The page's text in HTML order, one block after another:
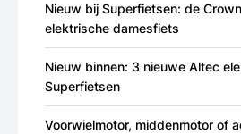
Nieuw bij Superfietsen: de
elektrische damesfiets
Nieuw binnen: 3 nieuwe Altec
Superfietsen
Voorwielmotor, middenmotor of